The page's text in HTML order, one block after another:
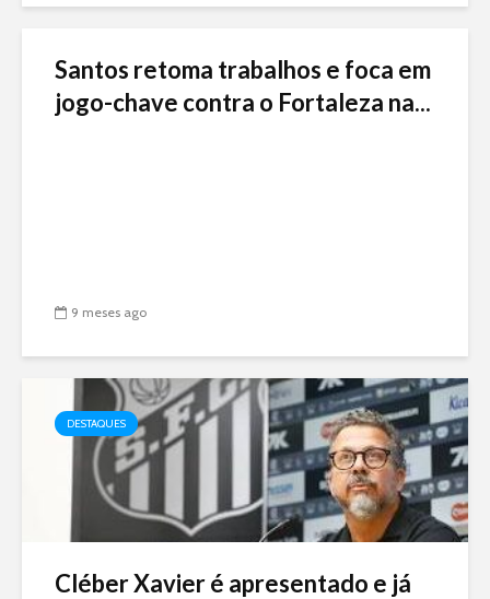
Santos retoma trabalhos e foca em
jogo-chave contra o Fortaleza na...
9 meses ago
DESTAQUES
Cléber Xavier é apresentado e já